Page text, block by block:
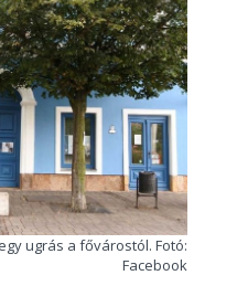
ugrás a fővárostól. Fotó:
Facebook